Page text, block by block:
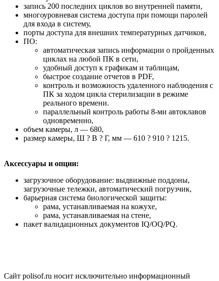
запись 200 последних циклов во внутренней памяти,
многоуровневая система доступа при помощи паролей
для входа в систему,
порты доступа для внешних температурных датчиков,
ПО:
автоматическая запись информации о пройденных
циклах на любой ПК в сети,
удобный доступ к графикам и таблицам,
быстрое создание отчетов в PDF,
контроль и возможность удаленного наблюдения с
ПК за ходом цикла стерилизации в режиме
реального времени.
параллельный контроль работы 8-ми автоклавов
одновременно,
объем камеры, л — 680,
размер камеры, Ш ? В ? Г, мм — 610 ? 910 ? 1215.
Аксессуары и опции:
загрузочное оборудование: выдвижные поддоны,
загрузочные тележки, автоматический погрузчик,
барьерная система биологической защиты:
рама, устанавливаемая на кожухе,
рама, устанавливаемая на стене,
пакет валидационных документов IQ/OQ/PQ.
Сайт polisof.ru носит исключительно информационный